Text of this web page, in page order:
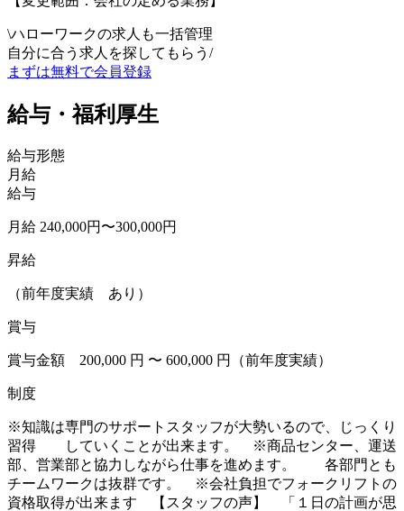
\ハローワークの求人も一括管理
自分に合う求人を探してもらう /
まずは無料で会員登録
給与・福利厚生
給与形態
月給
給与
月給 240,000円〜300,000円
昇給
（前年度実績 あり）
賞与
賞与金額 200,000 円 〜 600,000 円（前年度実績）
制度
※知識は専門のサポートスタッフが大勢いるので、じっくり
習得 していくことが出来ます。 ※商品センター、運送
部、営業部と協力しながら仕事を進めます。 各部門とも
チームワークは抜群です。 ※会社負担でフォークリフトの
資格取得が出来ます 【スタッフの声】 「１日の計画が思